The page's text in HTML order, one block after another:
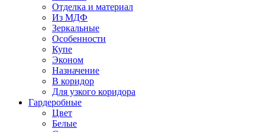
Отделка и материал
Из МДФ
Зеркальные
Особенности
Купе
Эконом
Назначение
В коридор
Для узкого коридора
Гардеробные
Цвет
Белые